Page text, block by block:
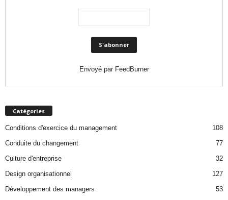
Envoyé par FeedBurner
Catégories
Conditions d'exercice du management
108
Conduite du changement
77
Culture d'entreprise
32
Design organisationnel
127
Développement des managers
53